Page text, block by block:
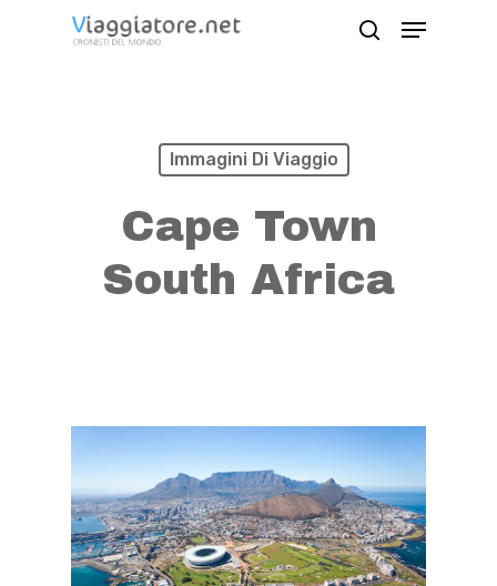
Menu
Immagini Di Viaggio
Cape Town
South Africa